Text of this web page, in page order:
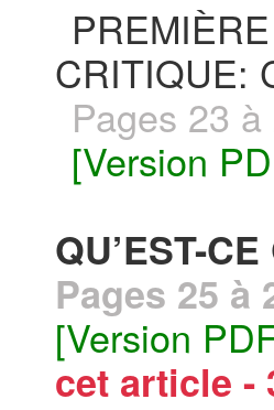
CRITIQUE:
Pages 23 à
[Version
QU’EST-
Pages 25 à
[Version
cet article -